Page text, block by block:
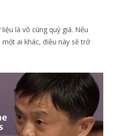
là vô cùng quý giá. Nếu
ai khác, điều này sẽ trở